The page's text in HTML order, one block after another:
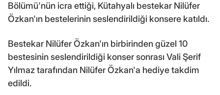
Bölümü'nün icra ettiği, Kütahyalı bestekar Nilüfer
Özkan'ın bestelerinin seslendirildiği konsere katıldı.
Bestekar Nilüfer Özkan'ın birbirinden güzel 10
bestesinin seslendirildiği konser sonrası Vali Şerif
Yılmaz tarafından Nilüfer Özkan'a hediye takdim
edildi.